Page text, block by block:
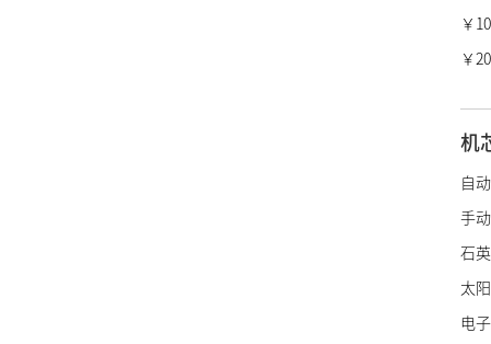
瑞宝
冠
迪奥
宝
博
绰美
古驰
￥
￥
机
自
手
石
太
电